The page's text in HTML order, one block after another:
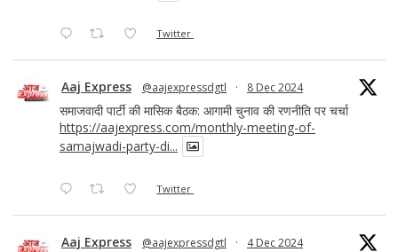
Twitter
Aaj Express @aajexpressdgtl · 8 Dec 2024
समाजवादी पार्टी की मासिक बैठक: आगामी चुनाव की रणनीति पर चर्चा
https://aajexpress.com/monthly-meeting-of-
samajwadi-party-di...
Twitter
Aaj Express @aajexpressdgtl · 4 Dec 2024